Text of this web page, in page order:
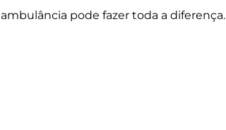
ambulância pode fazer toda a diferença.